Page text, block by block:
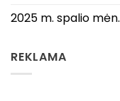
2025 m. spalio mėn.
REKLAMA